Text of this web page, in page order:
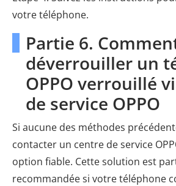
votre téléphone.
Partie 6.
déverrouiller un
OPPO verrouillé
de service OPPO
Si aucune des méthodes
contacter un centre de service
option fiable. Cette solution est
recommandée si votre téléphone